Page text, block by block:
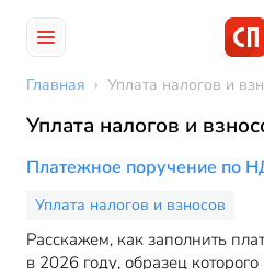
Главная › Уплата налогов и
Уплата налогов и
Платежное поручение по
Уплата налогов и взносов
Расскажем, как заполнить
в 2026 году, образец